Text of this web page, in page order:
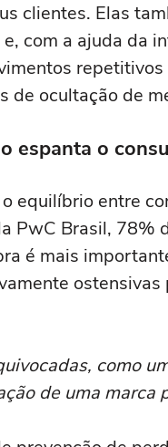
clientes. Elas
com a ajuda da
de ocultação de
espanta o
equilíbrio entre
PwC Brasil, 78%
é mais
como
de uma marca